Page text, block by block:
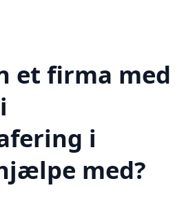
et firma med
i
med?